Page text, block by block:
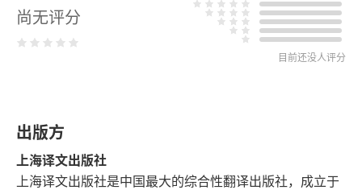
哈姆雷特
本·琼森
托马斯·海伍德
西里尔·图尔纳
尚无评分
目前还没人评分
出版方
上海译文出版社
上海译文出版社是中国最大的综合性翻译出版社，成立于